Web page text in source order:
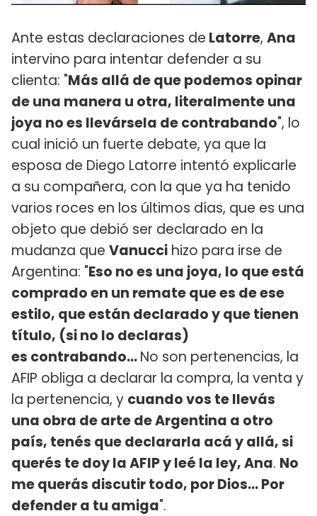
Ante estas declaraciones de Latorre, Ana
intervino para intentar defender a su
clienta: "Más allá de que podemos opinar
de una manera u otra, literalmente una
joya no es llevársela de contrabando", lo
cual inició un fuerte debate, ya que la
esposa de Diego Latorre intentó explicarle
a su compañera, con la que ya ha tenido
varios roces en los últimos días, que es una
objeto que debió ser declarado en la
mudanza que Vanucci hizo para irse de
Argentina: "Eso no es una joya, lo que está
comprado en un remate que es de ese
estilo, que están declarado y que tienen
título, (si no lo declaras)
es contrabando...No son pertenencias, la
AFIP obliga a declarar la compra, la venta y
la pertenencia, y cuando vos te llevás
una obra de arte de Argentina a otro
país, tenés que declararla acá y allá, si
querés te doy la AFIP y leé la ley, Ana. No
me querás discutir todo, por Dios... Por
defender a tu amiga".